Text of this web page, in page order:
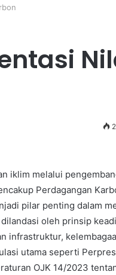
iklim melalui
Perdagangan
pilar penting dalam
oleh prinsip
infrastruktur,
utama seperti
OJK 14/2023